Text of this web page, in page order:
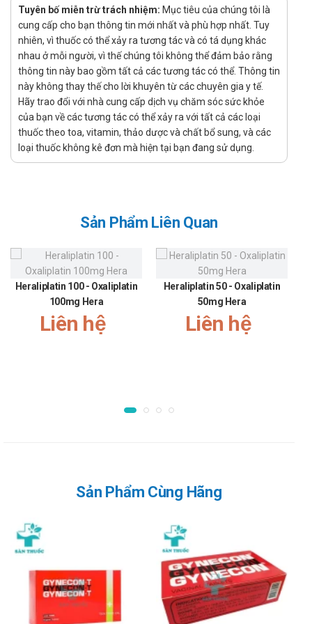
Chấm dứt tình trạng xuất huyết vùng hậu môn do búi trĩ, giúp
việc đi vệ sinh được thoải mái, không bị đau hay rát.
Kháng viêm, kháng khuẩn, làm lành các vết thương, ngăn
ngừa nhiễm trùng và sự hình thành của các búi trĩ mới ở khu
vực hậu môn trực tràng.
Làm co búi trĩ, điều trị bệnh trĩ nội, trĩ ngoại, trĩ hỗn hợp.
Đẩy nhanh quá trình tái tạo các tế bào biểu mô ở niêm mạc
hậu môn trực tràng.
Chỉ định của Doproct Ointment
Người thường xuyên ngồi nhiều ít vận động, người đứng lâu
thường xuyên, hay khuân vác nặng.
Người lớn tuổi, người béo phì, người có bướu vùng hậu môn
trực tràng.
Phụ nữ mang thai và sau sinh: do khi mang thai dễ bị táo bón,
còn khi sinh thường động tác rặn đẻ đưa thai ra ngoài vô tình
Người đang bị trĩ nội và trĩ ngoại, viêm rát hậu môn.
Vệ sinh sạch vùng hậu môn bằng nước ấm, sau đó lau khô
Cho một lượng kem vừa đủ ra tay, thoa trực tiếp lên vùng
hậu môn bị tổn thương.
Liều dùng: Ngày thoa 2 lần, sáng và tối.
Tuyên bố miễn trừ trách nhiệm: Mục tiêu của chúng tôi là
cung cấp cho bạn thông tin mới nhất và phù hợp nhất. Tuy
nhiên, vì thuốc có thể xảy ra tương tác và có tá dụng khác
nhau ở mỗi người, vì thế chúng tôi không thể đảm bảo rằng
thông tin này bao gồm tất cả các tương tác có thể. Thông tin
này không thay thế cho lời khuyên từ các chuyên gia y tế.
Hãy trao đổi với nhà cung cấp dịch vụ chăm sóc sức khỏe
của bạn về các tương tác có thể xảy ra với tất cả các loại
thuốc theo toa, vitamin, thảo dược và chất bổ sung, và các
loại thuốc không kê đơn mà hiện tại bạn đang sử dụng.
Sản Phẩm Liên Quan
Heraliplatin 100 - Oxaliplatin
100mg Hera
Liên hệ
Heraliplatin 50 - Oxaliplatin
50mg Hera
Liên hệ
Sản Phẩm Cùng Hãng